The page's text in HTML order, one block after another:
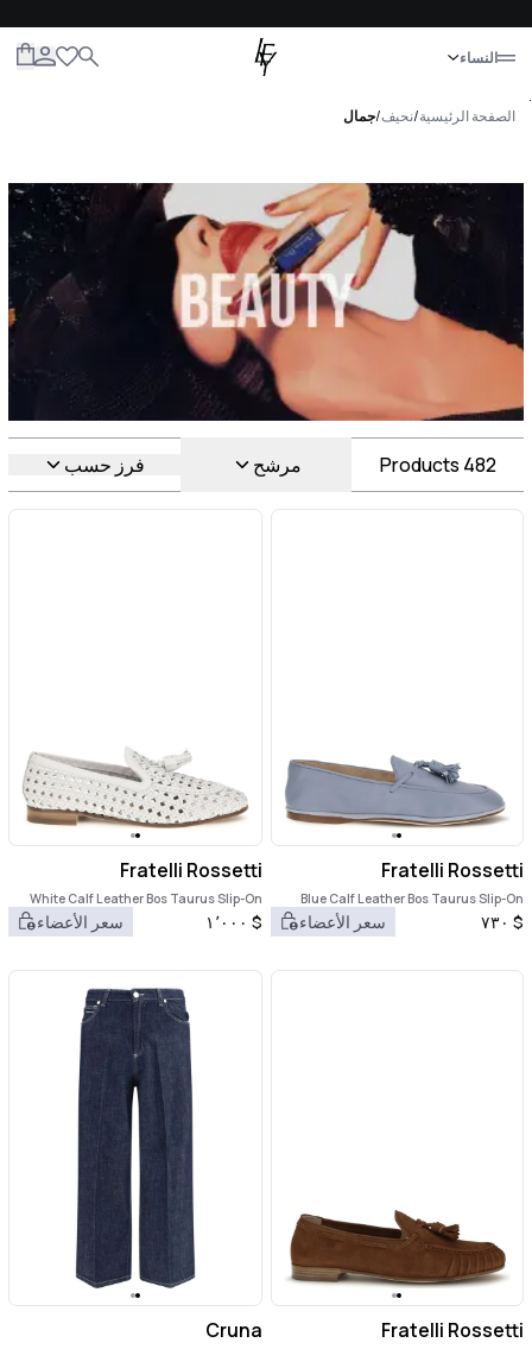
النساء
إغلاق
.
الصفحة الرئيسية/نحيف/جمال
جمال Luxury For You جمال
482
Products مرشح فرز حسب
Fratelli Rossetti
Blue Calf Leather Bos Taurus Slip-On
Loafers
$ ٧٣٠ سعر الأعضاء
Fratelli Rossetti
White Calf Leather Bos Taurus Slip-On
Loafers
$ ١٬٠٠٠ سعر الأعضاء
Fratelli Rossetti
Cruna